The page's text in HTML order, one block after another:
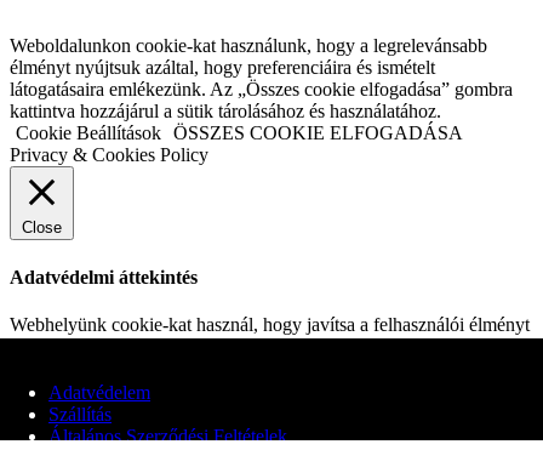
Adatvédelem
Szállítás
Általános Szerződési Feltételek
Weboldalunkon cookie-kat használunk, hogy a legrelevánsabb
élményt nyújtsuk azáltal, hogy preferenciáira és ismételt
látogatásaira emlékezünk. Az „Összes cookie elfogadása” gombra
kattintva hozzájárul a sütik tárolásához és használatához.
Cookie Beállítások ÖSSZES COOKIE ELFOGADÁSA
Privacy & Cookies Policy
Close
Adatvédelmi áttekintés
Webhelyünk cookie-kat használ, hogy javítsa a felhasználói élményt
elengedhetetlenek a weboldal alapvető funkcióinak működéséhez.
Harmadik féltől származó cookie-kat is használunk, amelyek
segítenek elemezni és megérteni, hogyan használja ezt a webhelyet.